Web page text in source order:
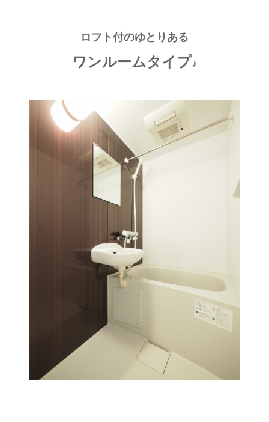
ロフト付のゆとりある
ワンルームタイプ♪